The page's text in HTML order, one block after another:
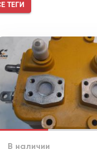
ТЕГИ
В наличии